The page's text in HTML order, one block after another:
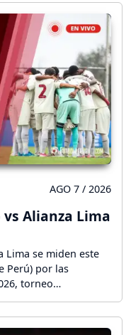
AGO 7 / 2026
Alianza Lima
Lima se miden este
Perú) por las
torneo
en Lima. ¡Sigue aquí